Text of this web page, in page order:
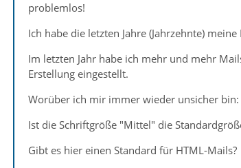
problemlos!
Ich habe die letzten Jahre (Jahrzehnte)
Im letzten Jahr habe ich mehr und mehr
Erstellung eingestellt.
Worüber ich mir immer wieder unsicher bin:
Ist die Schriftgröße "Mittel" die
Gibt es hier einen Standard für HTML-Mails?